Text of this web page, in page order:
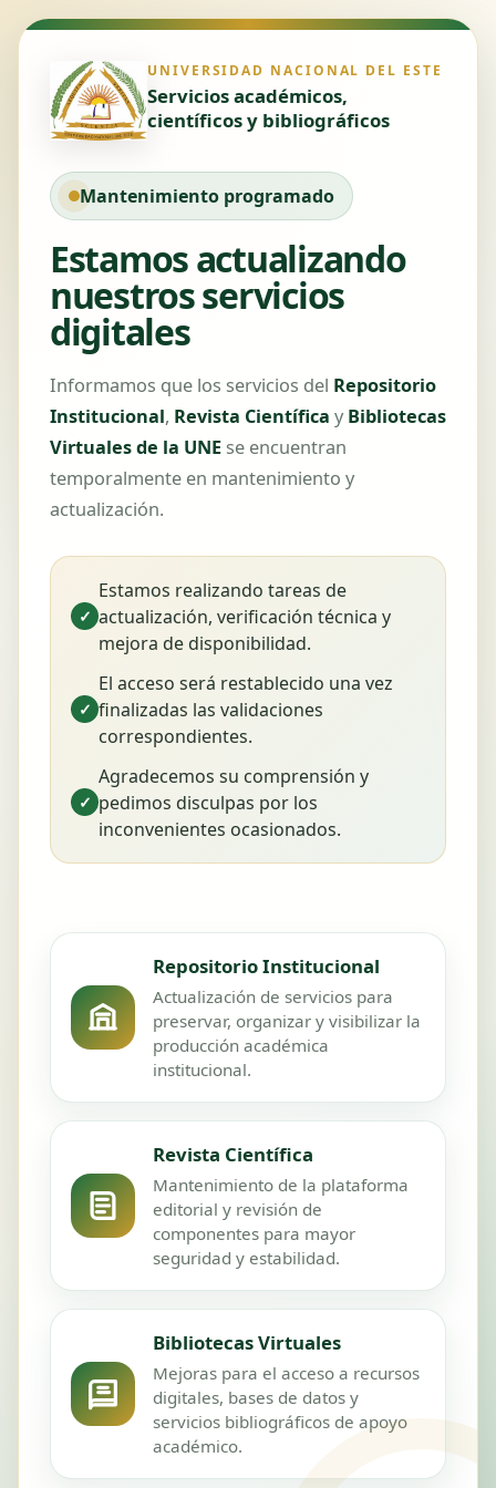
UNIVERSIDAD NACIONAL DEL ESTE
Servicios académicos,
científicos y bibliográficos
Mantenimiento programado
Estamos actualizando
nuestros servicios
digitales
Informamos que los servicios del Repositorio
Institucional, Revista Científica y Bibliotecas
Virtuales de la UNE se encuentran
temporalmente en mantenimiento y
actualización.
✓
Estamos realizando tareas de
actualización, verificación técnica y
mejora de disponibilidad.
✓
El acceso será restablecido una vez
finalizadas las validaciones
correspondientes.
✓
Agradecemos su comprensión y
pedimos disculpas por los
inconvenientes ocasionados.
Repositorio Institucional
Actualización de servicios para
preservar, organizar y visibilizar la
producción académica
institucional.
Revista Científica
Mantenimiento de la plataforma
editorial y revisión de
componentes para mayor
seguridad y estabilidad.
Bibliotecas Virtuales
Mejoras para el acceso a recursos
digitales, bases de datos y
servicios bibliográficos de apoyo
académico.